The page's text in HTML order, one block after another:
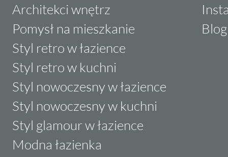
Architekci wnętrz
Pomysł na mieszkanie
Styl retro w łazience
Styl retro w kuchni
Styl nowoczesny w łazience
Styl nowoczesny w kuchni
Styl glamour w łazience
Modna łazienka
Blog